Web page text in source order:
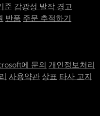
준 감광성 발작 경고
반품 주문 추적하기
에 문의 개인정보처리
사용약관 상표 타사 고지